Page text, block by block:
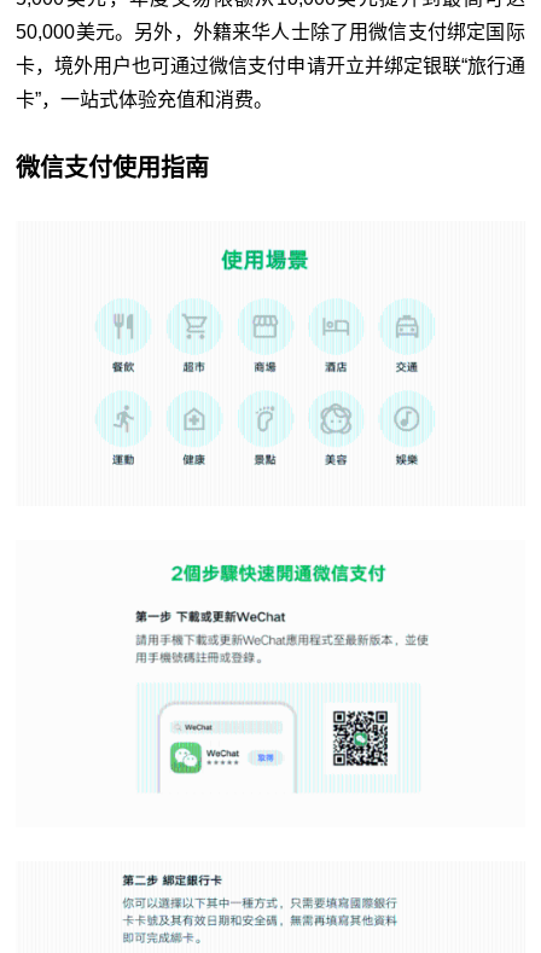
50,000美元。另外，外籍来华人士除了用微信支付绑定国际
卡，境外用户也可通过微信支付申请开立并绑定银联“旅行通
卡”，一站式体验充值和消费。
微信支付使用指南